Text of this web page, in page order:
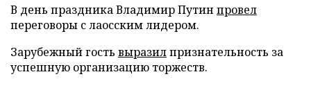
В день праздника Владимир Путин провел
переговоры с лаосским лидером.
Зарубежный гость выразилпризнательность за
успешную организацию торжеств.